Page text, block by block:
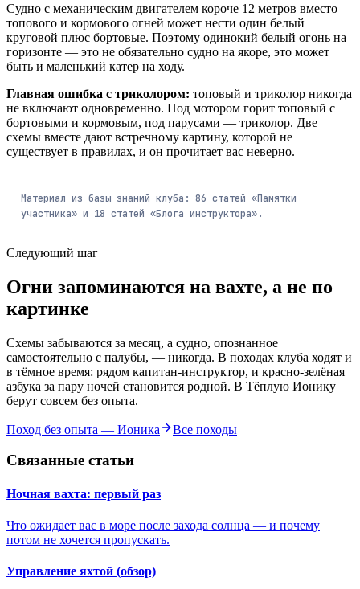
Судно с механическим двигателем короче 12 метров вместо
топового и кормового огней может нести один белый
круговой плюс бортовые. Поэтому одинокий белый огонь на
горизонте — это не обязательно судно на якоре, это может
быть и маленький катер на ходу.
Главная ошибка с триколором: топовый и триколор никогда
не включают одновременно. Под мотором горит топовый с
бортовыми и кормовым, под парусами — триколор. Две
схемы вместе дают встречному картину, которой не
существует в правилах, и он прочитает вас неверно.
Материал из базы знаний клуба: 86 статей «Памятки
участника» и 18 статей «Блога инструктора».
Следующий шаг
Огни запоминаются на вахте, а не по
картинке
Схемы забываются за месяц, а судно, опознанное
самостоятельно с палубы, — никогда. В походах клуба ходят и
в тёмное время: рядом капитан-инструктор, и красно-зелёная
азбука за пару ночей становится родной. В Тёплую Ионику
берут совсем без опыта.
Поход без опыта — Ионика Все походы
Связанные статьи
Ночная вахта: первый раз
Что ожидает вас в море после захода солнца — и почему
потом не хочется пропускать.
Управление яхтой (обзор)